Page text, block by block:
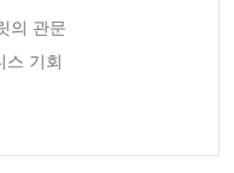
의 관문
스 기회